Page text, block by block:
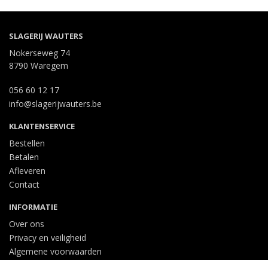
SLAGERIJ WAUTERS
Nokerseweg 74
8790 Waregem
056 60 12 17
info@slagerijwauters.be
KLANTENSERVICE
Bestellen
Betalen
Afleveren
Contact
INFORMATIE
Over ons
Privacy en veiligheid
Algemene voorwaarden